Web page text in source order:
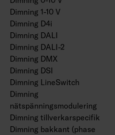
Dimning 1-10 V
Dimning D4i
Dimning DALI
Dimning DALI-2
Dimning DMX
Dimning DSI
Dimning LineSwitch
Dimning
nätspänningsmodulering
Dimning tillverkarspecifik
Dimning bakkant (phase